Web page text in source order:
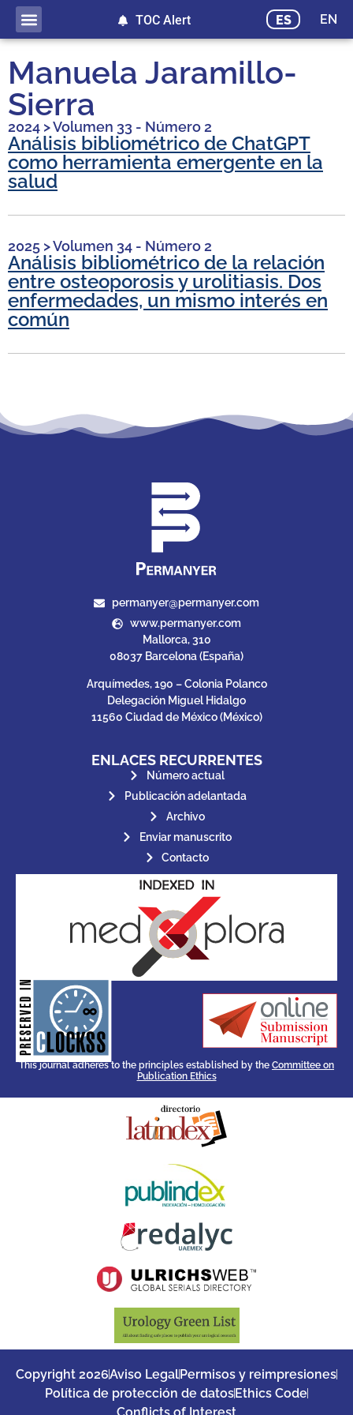
ES EN
TOC Alert
Manuela Jaramillo-
Sierra
2024 >Volumen 33 - Número 2
Análisis bibliométrico de ChatGPT
como herramienta emergente en la
salud
2025 >Volumen 34 - Número 2
Análisis bibliométrico de la relación
entre osteoporosis y urolitiasis. Dos
enfermedades, un mismo interés en
común
permanyer@permanyer.com
www.permanyer.com
Mallorca, 310
08037 Barcelona (España)
Arquímedes, 190 – Colonia Polanco
Delegación Miguel Hidalgo
11560 Ciudad de México (México)
ENLACES RECURRENTES
Número actual
Publicación adelantada
Archivo
Enviar manuscrito
Contacto
CLOCKSS is a dak archive that
ensures the long-term survival
of web-based scholary
publications, governed by and
for its stakeholders.
This journal adheres to the principles established by the Committee on
Publication Ethics
Copyright 2026Aviso LegalPermisos y reimpresiones
Política de protección de datosEthics Code